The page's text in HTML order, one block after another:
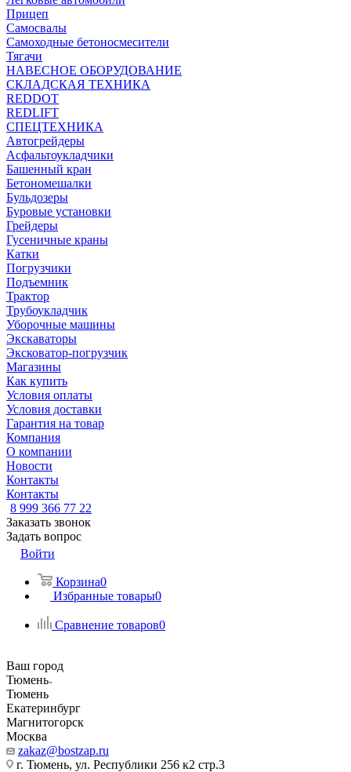
Прицеп
Самосвалы
Самоходные бетоносмесители
Тягачи
НАВЕСНОЕ ОБОРУДОВАНИЕ
СКЛАДСКАЯ ТЕХНИКА
REDDOT
REDLIFT
СПЕЦТЕХНИКА
Автогрейдеры
Асфальтоукладчики
Башенный кран
Бетономешалки
Бульдозеры
Буровые установки
Грейдеры
Гусеничные краны
Катки
Погрузчики
Подъемник
Трактор
Трубоукладчик
Уборочные машины
Экскаваторы
Эксковатор-погрузчик
Магазины
Как купить
Условия оплаты
Условия доставки
Гарантия на товар
Компания
О компании
Новости
Контакты
Контакты
8 999 366 77 22
Заказать звонок
Задать вопрос
Войти
Корзина0
Избранные товары0
Сравнение товаров0
Ваш город
Тюмень
Тюмень
Екатеринбург
Магнитогорск
Москва
zakaz@bostzap.ru
г. Тюмень, ул. Республики 256 к2 стр.3